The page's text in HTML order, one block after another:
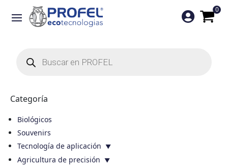
productos
0

Categoría
Biológicos
Souvenirs
Tecnología de aplicación
Agricultura de precisión